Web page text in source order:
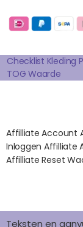
B
O
O
K
A
R
A
M
Checklist Kleding
TOG Waarde
Affilliate Account
Inloggen Affilliate
Affilliate Reset
Teksten en